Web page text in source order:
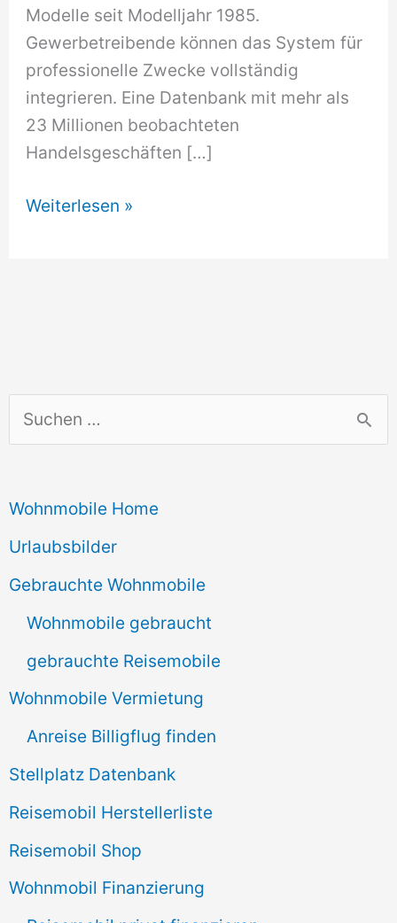
u
h
e
n
Wohnmobile Home
Urlaubsbilder
Gebrauchte Wohnmobile
Wohnmobile gebraucht
gebrauchte Reisemobile
Wohnmobile Vermietung
Anreise Billigflug finden
Stellplatz Datenbank
Reisemobil Herstellerliste
Reisemobil Shop
Wohnmobil Finanzierung
Modelle seit Modelljahr 1985.
Gewerbetreibende können das System für
professionelle Zwecke vollständig
integrieren. Eine Datenbank mit mehr als
23 Millionen beobachteten
Handelsgeschäften […]
Kostenlose
Weiterlesen »